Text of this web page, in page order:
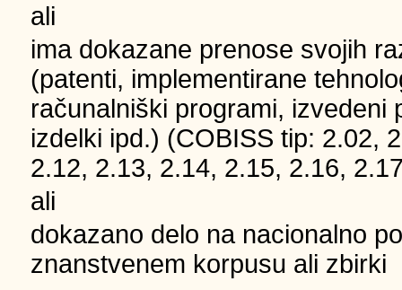
ali
ima dokazane prenose svojih
(patenti, implementirane
računalniški programi, izvedeni
izdelki ipd.) (COBISS tip: 2.02,
2.12, 2.13, 2.14, 2.15, 2.16,
ali
dokazano delo na nacionalno
znanstvenem korpusu ali zbirki